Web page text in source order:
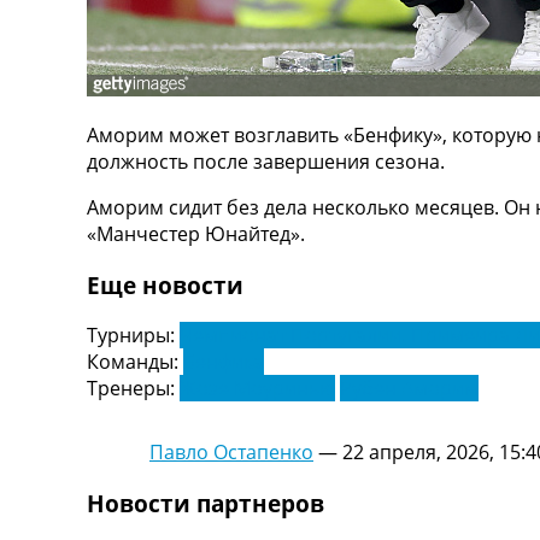
ТВ программа
RU
UA
Categories
Новости футбола
Видео
Новости футбола Украины
Последние комментарии
Конкурс прогнозов
Рейтинги
Коллективный прогноз
Чемпионат Мира
Аморим может возглавить «Бенфику»,
должность после завершения сезона.
Аморим сидит без дела несколько месяцев. Он
«Манчестер Юнайтед».
Еще новости
Турниры:
Команды:
Тренеры:
Павло Остапенко —22 апреля, 2026,
Новости партнеров